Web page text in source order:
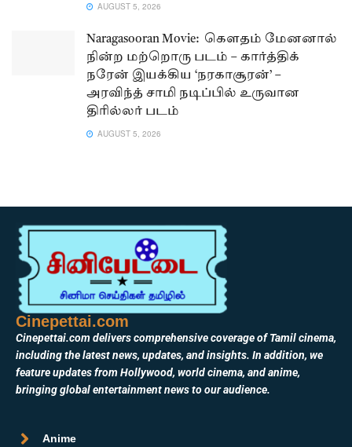
AUGUST 5, 2026
Naragasooran Movie: கௌதம் மேனனால்
நின்ற மற்றொரு படம் – கார்த்திக்
நரேன் இயக்கிய ‘நரகாசூரன்’ –
அரவிந்த் சாமி நடிப்பில் உருவான
திரில்லர் படம்
AUGUST 5, 2026
Cinepettai.com
Cinepettai.com delivers comprehensive coverage of Tamil cinema,
including the latest news, updates, and insights. In addition, we
feature updates from Hollywood, world cinema, and anime,
bringing global entertainment news to our audience.
Anime